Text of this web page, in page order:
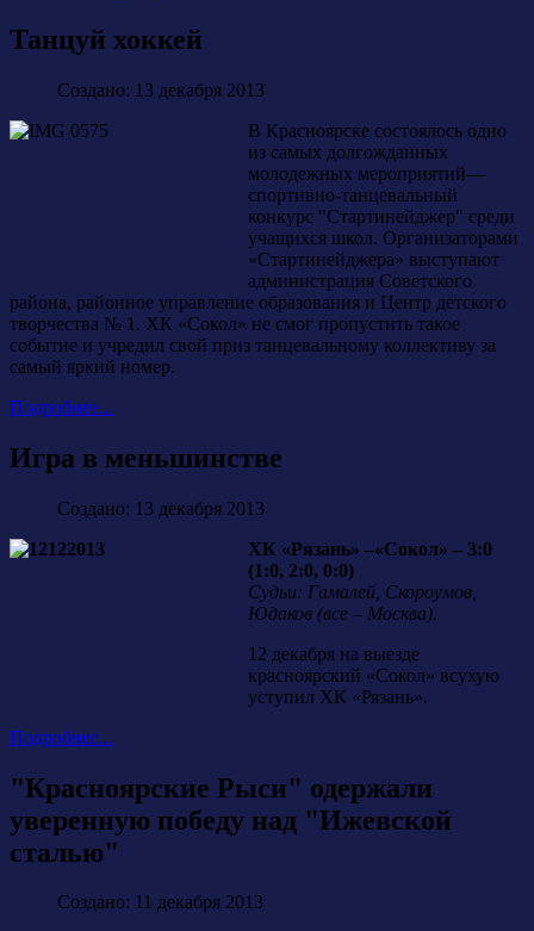
Танцуй хоккей
Создано: 13 декабря 2013
В Красноярске состоялось одно
из самых долгожданных
молодежных мероприятий—
спортивно-танцевальный
конкурс "Стартинейджер" среди
учащихся школ. Организаторами
«Стартинейджера» выступают
администрация Советского
района, районное управление образования и Центр детского
творчества № 1. ХК «Сокол» не смог пропустить такое
событие и учредил свой приз танцевальному коллективу за
самый яркий номер.
Подробнее...
Игра в меньшинстве
Создано: 13 декабря 2013
ХК «Рязань» –«Сокол» – 3:0
(1:0, 2:0, 0:0)
Судьи: Гамалей, Скороумов,
Юдаков (все – Москва).
12 декабря на выезде
красноярский «Сокол» всухую
уступил ХК «Рязань».
Подробнее...
"Красноярские Рыси" одержали
уверенную победу над "Ижевской
сталью"
Создано: 11 декабря 2013